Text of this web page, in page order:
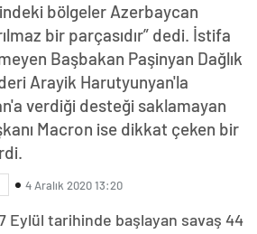
bölgeler Azerbaycan
bir parçasıdır” dedi. İstifa
Başbakan Paşinyan Dağlık
Arayik Harutyunyan'la
verdiği desteği saklamayan
Macron ise dikkat çeken bir
4 Aralık 2020 13:20
Eylül tarihinde başlayan savaş 44